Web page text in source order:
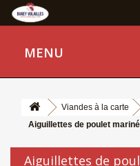
MENU
Viandes à la carte
Aiguillettes de poulet
Aiguillettes de